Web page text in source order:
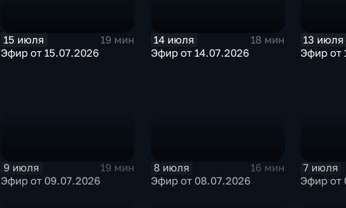
15 июля
19 мин
Эфир от 15.07.2026
14 июля
18 мин
Эфир от 14.07.2026
13 июля
Эфир от
9 июля
19 мин
Эфир от 09.07.2026
8 июля
16 мин
Эфир от 08.07.2026
7 июля
Эфир от